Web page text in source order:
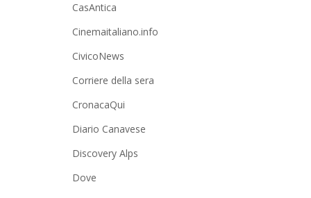
CasAntica
Cinemaitaliano.info
CivicoNews
Corriere della sera
CronacaQui
Diario Canavese
Discovery Alps
Dove